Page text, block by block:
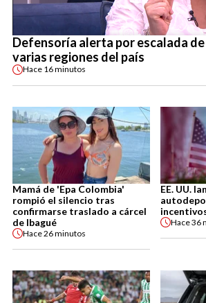
Defensoría alerta por escalada
varias regiones del país
Hace 16 minutos
Mamá de 'Epa Colombia'
rompió el silencio tras
confirmarse traslado a cárcel
de Ibagué
Hace26 minutos
EE. UU.
Hace36